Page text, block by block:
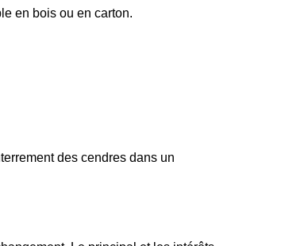
en bois ou en carton.
des cendres dans un